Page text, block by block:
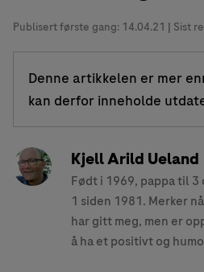
Publisert første gang: 14.04.21 | Sist
Denne artikkelen er mer
kan derfor inneholde
Kjell Arild Ueland
Født i 1969, pappa til
1 siden 1981. Merker
har gitt meg, men er
å ha et positivt og